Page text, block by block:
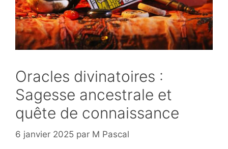
Oracles divinatoires :
Sagesse ancestrale et
quête de connaissance
6 janvier 2025 par M Pascal